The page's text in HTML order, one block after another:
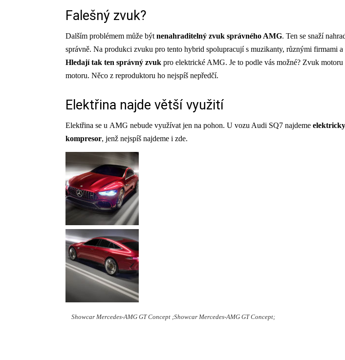
Falešný zvuk?
Dalším problémem může být nenahraditelný zvuk správného AMG. Ten se snaží
správně. Na produkci zvuku pro tento hybrid spolupracují s muzikanty, různými firmami
Hledají tak ten správný zvuk pro elektrické AMG. Je to podle vás možné? Zvuk
motoru. Něco z reproduktoru ho nejspíš nepředčí.
Elektřina najde větší využití
Elektřina se u AMG nebude využívat jen na pohon. U vozu Audi SQ7 najdeme
kompresor, jenž nejspíš najdeme i zde.
Showcar Mercedes-AMG GT Concept ;Showcar Mercedes-AMG GT Concept;